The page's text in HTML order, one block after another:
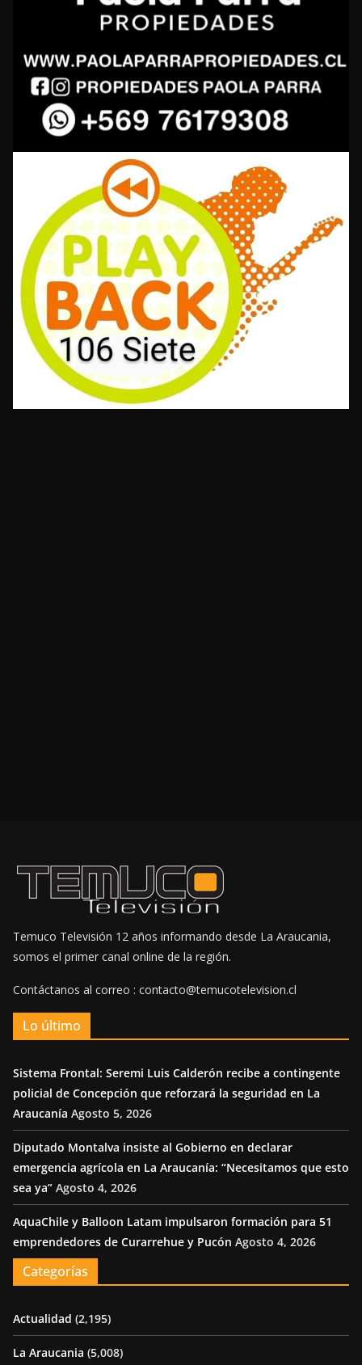
Temuco Televisión 12 años informando desde La Araucania,
somos el primer canal online de la región.
Contáctanos al correo : contacto@temucotelevision.cl
Lo último
Sistema Frontal: Seremi Luis Calderón recibe a contingente
policial de Concepción que reforzará la seguridad en La
Araucanía Agosto 5, 2026
Diputado Montalva insiste al Gobierno en declarar
emergencia agrícola en La Araucanía: “Necesitamos que esto
sea ya” Agosto 4, 2026
AquaChile y Balloon Latam impulsaron formación para 51
emprendedores de Curarrehue y Pucón Agosto 4, 2026
Categorías
Actualidad (2,195)
La Araucania (5,008)